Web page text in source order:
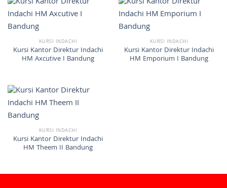
KURSI INDACHI
Kursi Kantor Direktur Indachi
HM Axcutive I Bandung
KURSI INDACHI
Kursi Kantor Direktur Indachi
HM Emporium I Bandung
KURSI INDACHI
Kursi Kantor Direktur Indachi
HM Theem II Bandung